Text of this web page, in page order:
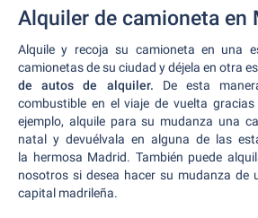
Alquiler de camioneta en
Alquile y recoja su camioneta en una
camionetas de su ciudad y déjela en otra
de autos de alquiler. De esta
combustible en el viaje de vuelta
ejemplo, alquile para su mudanza una
natal y devuélvala en alguna de las
la hermosa Madrid. También puede
nosotros si desea hacer su mudanza de
capital madrileña.